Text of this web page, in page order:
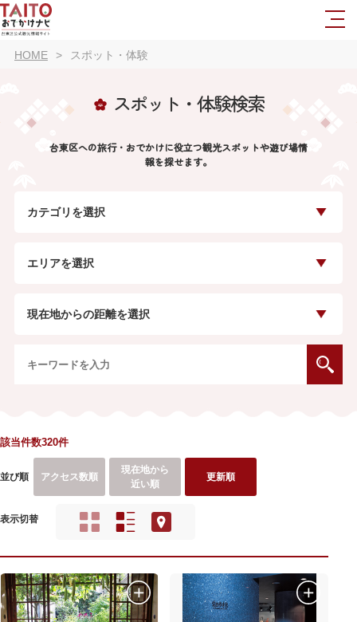
HOME スポット・体験
スポット・体験検索
台東区への旅行・おでかけに役立つ観光スポットや遊び場情
報を探せます。
カテゴリを選択
エリアを選択
現在地からの距離を選択
該当件数320件
並び順 アクセス数順
現在地から
近い順
更新順
表示切替